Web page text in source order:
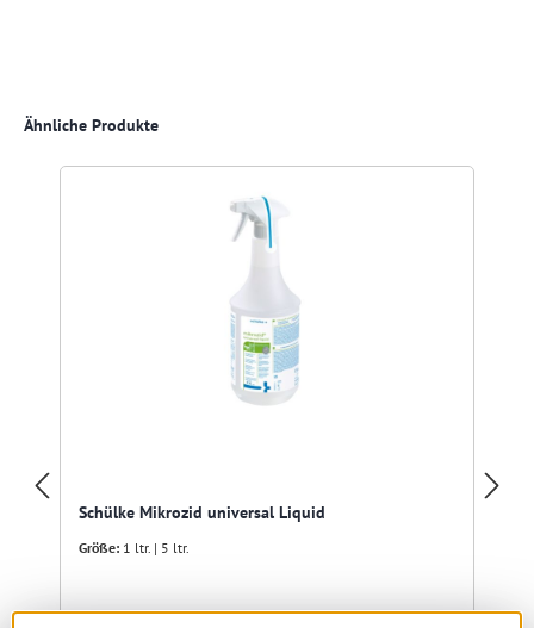
Produktgalerie überspringen
Ähnliche Produkte
Schülke Mikrozid universal Liquid
Größe: 1 ltr. | 5 ltr.